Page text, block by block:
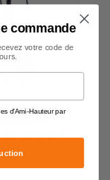
TTC
HT
commande
votre code de
d'Ami-Hauteur par